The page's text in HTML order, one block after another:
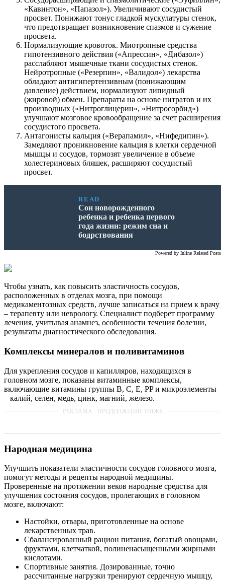
«Кавинтон», «Папазол»). Увеличивают сосудистый
просвет. Понижают тонус гладкой мускулатуры стенок,
что предотвращает возникновение спазмов и сужение
просвета.
Нормализующие кровоток. Миотропные средства
гипотензивного действия («Апрессин», «Дибазол»)
расслабляют мышечные ткани сосудистых стенок.
Нейротропные («Резерпин», «Валидол») лекарства
обладают антигипертензивным (понижающим
давление) действием, нормализуют липидный
(жировой) обмен. Препараты на основе нитратов и их
производных («Нитроглицерин», «Нитросорбид»)
улучшают мозговое кровообращение за счет расширения
сосудистого просвета.
Антагонисты кальция («Верапамил», «Нифедипин»).
Замедляют проникновение кальция в клетки сердечной
мышцы и сосудов, тормозят увеличение в объеме
холестериновых бляшек, расширяют сосудистый
просвет.
READ
Сон новорожденного
ребенка и ребенка первого
года жизни: режим сна и
бодрствования
Powered by Inline Related Posts
Чтобы узнать, как повысить эластичность сосудов,
расположенных в отделах мозга, при помощи
медикаментозных средств, лучше записаться на прием к врачу
– терапевту или неврологу. Специалист подберет программу
лечения, учитывая анамнез, особенности течения болезни,
результаты диагностического обследования.
Комплексы минералов и поливитаминов
Для укрепления сосудов и капилляров, находящихся в
головном мозге, показаны витаминные комплексы,
включающие витамины группы B, C, E, PP и микроэлементы
– калий, селен, медь, цинк, магний, железо.
Народная медицина
Улучшить показатели эластичности сосудов головного мозга,
помогут методы и рецепты народной медицины.
Проверенные на протяжении веков народные средства для
улучшения состояния сосудов, пролегающих в головном
мозге, включают:
Настойки, отвары, приготовленные на основе
лекарственных трав.
Сбалансированный рацион питания, богатый овощами,
фруктами, клетчаткой, полиненасыщенными жирными
кислотами.
Спортивные занятия. Дозированные, точно
рассчитанные нагрузки тренируют сердечную мышцу,